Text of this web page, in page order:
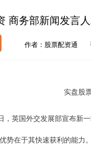
商务部新闻发言
作者：股票配资通
英国外交发展部宣布新一
势在于其快速获利的能力